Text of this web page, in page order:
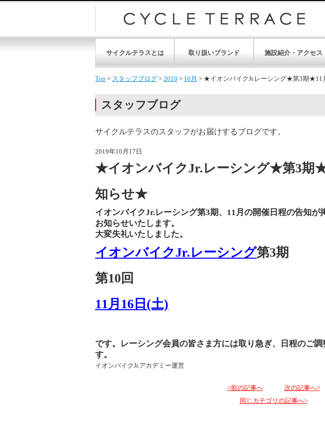
サイクルテラスとは 取り扱いブランド 施設紹介・アクセス
Top > スタッフブログ > 2019 > 10月 > ★イオンバイクJr.レーシング★第3期★11
スタッフブログ
サイクルテラスのスタッフがお届けするブログです。
2019年10月17日
★イオンバイクJr.レーシング★第3期
知らせ★
イオンバイクJr.レーシング第3期、11月の開催日程の告知が
お知らせいたします。
大変失礼いたしました。
イオンバイクJr.レーシング第3期
第10回
11月16日(土)
です。レーシング会員の皆さま方には取り急ぎ、日程のご
す。
イオンバイクJr.アカデミー運営
<前の記事へ
次の記事へ>
同じカテゴリの記事へ>